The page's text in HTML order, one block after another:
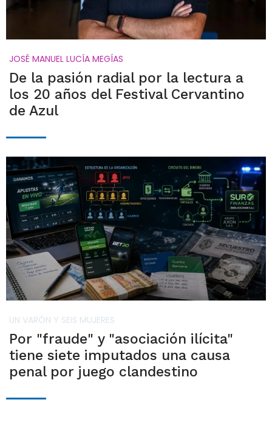
JOSÉ MANUEL LUCÍA MEGÍAS
De la pasión radial por la lectura a
los 20 años del Festival Cervantino
de Azul
UN VARÓN Y SEIS MUJERES
Por "fraude" y "asociación ilícita"
tiene siete imputados una causa
penal por juego clandestino